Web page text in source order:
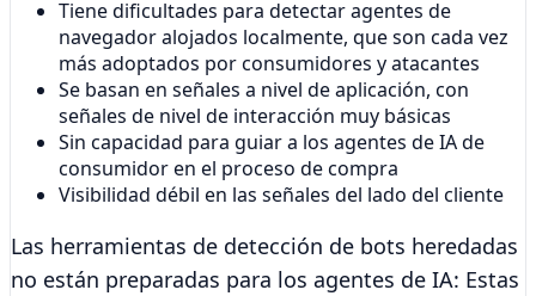
Tiene dificultades para detectar agentes de
navegador alojados localmente, que son cada vez
más adoptados por consumidores y atacantes
Se basan en señales a nivel de aplicación, con
señales de nivel de interacción muy básicas
Sin capacidad para guiar a los agentes de IA de
consumidor en el proceso de compra
Visibilidad débil en las señales del lado del cliente
Las herramientas de detección de bots heredadas
no están preparadas para los agentes de IA: Estas